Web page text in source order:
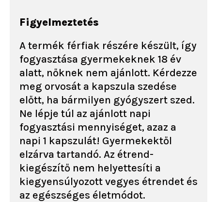
Figyelmeztetés
A termék férfiak részére készült, így
fogyasztása gyermekeknek 18 év
alatt, nőknek nem ajánlott. Kérdezze
meg orvosát a kapszula szedése
előtt, ha bármilyen gyógyszert szed.
Ne lépje túl az ajánlott napi
fogyasztási mennyiséget, azaz a
napi 1 kapszulát! Gyermekektől
elzárva tartandó. Az étrend-
kiegészítő nem helyettesíti a
kiegyensúlyozott vegyes étrendet és
az egészséges életmódot.